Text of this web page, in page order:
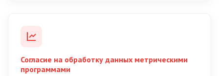
Согласие на обработку данных метрическими
программами